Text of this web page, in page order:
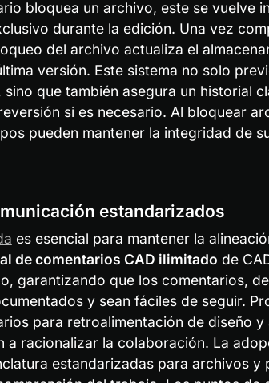
bloquea un archivo, este se vuelve
durante la edición. Una vez
del archivo actualiza el
versión. Este sistema no solo
que también asegura un historial
si es necesario. Al bloquear
pueden mantener la integridad de
estandarizados
es esencial para mantener la
de comentarios CAD ilimitado de
garantizando que los comentarios,
y sean fáciles de seguir.
para retroalimentación de diseño y
a racionalizar la colaboración. La
estandarizadas para archivos y